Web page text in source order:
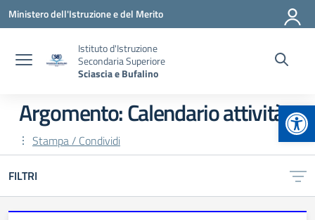
Vai ai contenuti
Vai al menu di navigazione
Vai al footer
Ministero dell'Istruzione e del Merito
Istituto d'Istruzione
Secondaria Superiore
Sciascia e Bufalino
Argomento: Calendario attività
Stampa / Condividi
FILTRI